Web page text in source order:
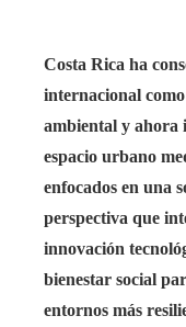
Costa Rica ha
internacional
ambiental y ahora
espacio urbano
enfocados en una
perspectiva que
innovación
bienestar social
entornos más